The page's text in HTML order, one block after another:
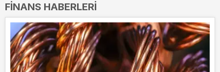
FINANS HABERLERI